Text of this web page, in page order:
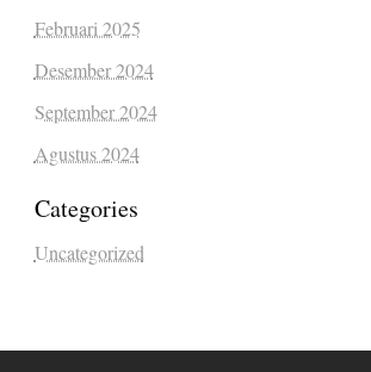
Februari 2025
Desember 2024
September 2024
Agustus 2024
Categories
Uncategorized